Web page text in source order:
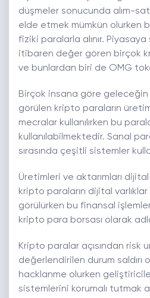
düşmeler sonucunda alım-
elde etmek mümkün olurken
fiziki paralarla alınır.
itibaren değer gören birçok
ve bunlardan biri de OMG
Birçok insana göre
görülen kripto paraların
mecralar kullanılırken bu
kullanılabilmektedir. Sanal
sırasında çeşitli sistemler
Üretimleri ve aktarımları
kripto paraların dijital varlıklar
görülürken bu finansal
kripto para borsası olarak
Kripto paralar açısından risk
değerlendirilen durum saldırı
hacklanme olurken
sistemlerini korumalı tutmak